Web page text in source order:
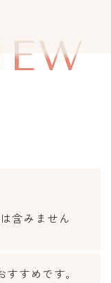
含みません
すめです。